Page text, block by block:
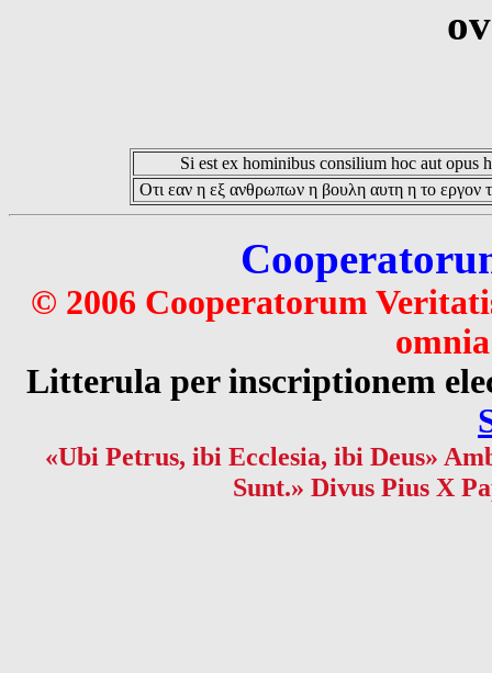
Si est ex hominibus consilium hoc aut opus
Οτι εαν η εξ ανθρωπων η βουλη αυτη η το εργον
© 2006 Cooperatorum
Litterula per inscriptionem
«Ubi Petrus, ibi Ecclesia, ibi Deus»
Sunt.» Divus Pius X